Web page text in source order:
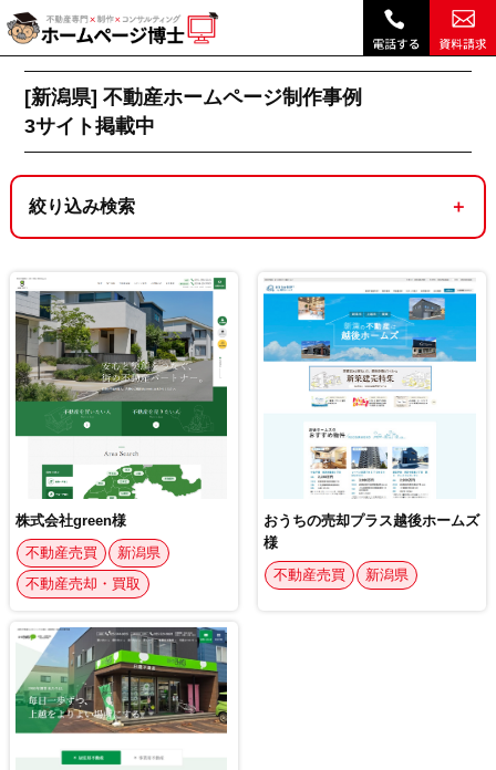
新潟県｜不動産ホームページ制作実績・デザイン事例 ｜ホームページ博士（博士.com）|
不動産ホームページ制作トップ [新潟県]不動産ホームページ制作実績一覧 3サイト
[新潟県] 不動産ホームページ制作事例
3サイト掲載中
絞り込み検索
株式会社green様
不動産売買
新潟県
不動産売却・買取
おうちの売却プラス越後ホームズ
様
不動産売買
新潟県